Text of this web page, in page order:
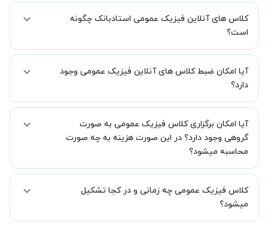
کلاس های آنلاین فیزیک عمومی استادبانک چگونه
است؟
شما میدهیم که استاد شما پیش از جلسه تمامی موارد لازم برای برگزاری
یک کلاس آنلاین با کیفیت و مفید را به شما توضیح خواهند داد.
آیا امکان ضبط کلاس های آنلاین فیزیک عمومی وجود
دارد؟
کنید.
آیا امکان برگزاری کلاس فیزیک عمومی به صورت
گروهی وجود دارد؟ در این صورت هزینه به چه صورت
محاسبه میشود؟
صورتیکه مایل هستید کلاس ها را در کنار دوستان و یا آشنایان خود به
صورت گروهی برگزار کنید، این امکان وجود دارد. در این حالت، به ازای هر
کلاس فیزیک عمومی چه زمانی و در کجا تشکیل
میشود؟